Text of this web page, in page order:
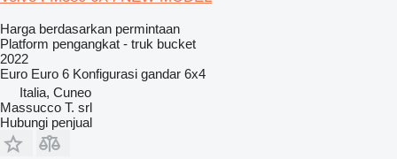
Harga berdasarkan permintaan
Platform pengangkat - truk bucket
2022
Euro Euro 6 Konfigurasi gandar 6x4
Italia, Cuneo
Massucco T. srl
Hubungi penjual